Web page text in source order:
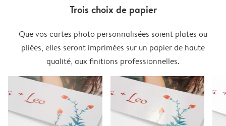
Trois choix de papier
Que vos cartes photo personnalisées soient plates ou
pliées, elles seront imprimées sur un papier de haute
qualité, aux finitions professionnelles.